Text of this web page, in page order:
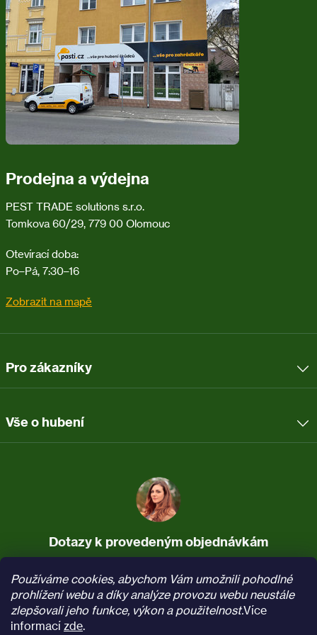
Používáme cookies, abychom Vám umožnili pohodlné
prohlížení webu a díky analýze provozu webu neustále
zlepšovali jeho funkce, výkon a použitelnost.Více
informací zde.
a
Prodejna a výdejna
PEST TRADE solutions s.r.o.
Tomkova 60/29, 779 00 Olomouc
Otevírací doba:
Po–Pá, 7:30–16
Zobrazit na mapě
Pro zákazníky
Vše o hubení
Dotazy k provedeným objednávkám
737 037 340
(Po–Pá, 7:30–16)
info@pasti.cz
Sledujte nás naFacebooku